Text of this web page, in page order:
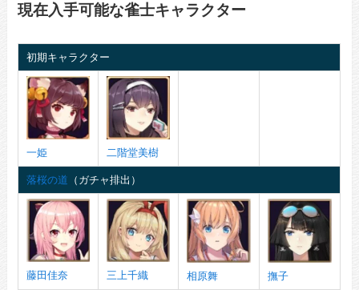
現在入手可能な雀士キャラクター
初期キャラクター
一姫 二階堂美樹
落桜の道 （ガチャ排出）
藤田佳奈 三上千織 相原舞 撫子